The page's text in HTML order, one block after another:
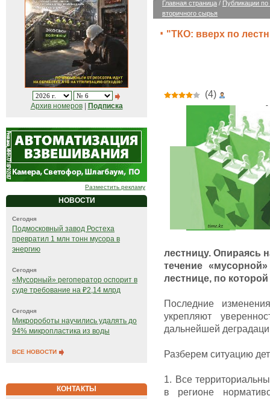
Архив номеров| Подписка
Разместить рекламу
НОВОСТИ
Сегодня
Подмосковный завод Ростеха
превратил 1 млн тонн мусора в
энергию
Сегодня
«Мусорный» регоператор оспорит в
суде требование на ₽2,14 млрд
Сегодня
Микророботы научились удалять до
94% микропластика из воды
ВСЕ НОВОСТИ
КОНТАКТЫ
Главная страница / Публикации
вторичного сырья
"ТКО: вверх по
(4)
лестницу. Опираясь
течение
лестнице, по
Последние
укрепляют
дальнейшей
Разберем ситуацию
1. Все
в регионе